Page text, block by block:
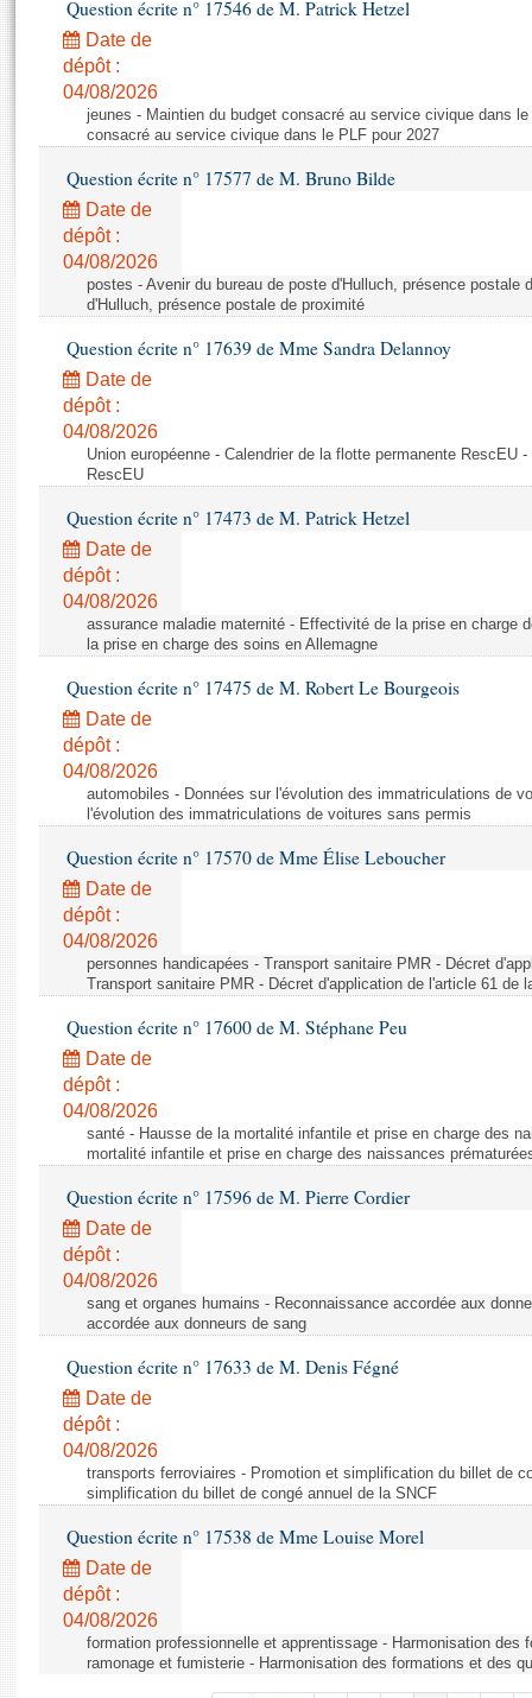
Projets de loi
Propositions de loi
Amendements
Textes adoptés
Rapports législatifs
Rapports sur l'application des lois
Baromètre de l’application des lois
Dossiers législatifs
Budget et sécurité sociale
Questions écrites et orales
Comptes rendus des débats
Histoire
Juniors
Anciennes législatures
Contacts et plan d'accès
Photos libres de droit
Question écrite n° 17546 de M. Patrick Hetzel
Date de
dépôt :
04/08/2026
jeunes - Maintien du budget consacré au service civique dans
consacré au service civique dans le PLF pour 2027
Question écrite n° 17577 de M. Bruno Bilde
Date de
dépôt :
04/08/2026
postes - Avenir du bureau de poste d'Hulluch, présence postale
d'Hulluch, présence postale de proximité
Question écrite n° 17639 de Mme Sandra Delannoy
Date de
dépôt :
04/08/2026
Union européenne - Calendrier de la flotte permanente RescEU
RescEU
Question écrite n° 17473 de M. Patrick Hetzel
Date de
dépôt :
04/08/2026
assurance maladie maternité - Effectivité de la prise en charge
la prise en charge des soins en Allemagne
Question écrite n° 17475 de M. Robert Le Bourgeois
Date de
dépôt :
04/08/2026
automobiles - Données sur l'évolution des immatriculations de
l'évolution des immatriculations de voitures sans permis
Question écrite n° 17570 de Mme Élise Leboucher
Date de
dépôt :
04/08/2026
personnes handicapées - Transport sanitaire PMR - Décret
Transport sanitaire PMR - Décret d'application de l'article 61 de
Question écrite n° 17600 de M. Stéphane Peu
Date de
dépôt :
04/08/2026
santé - Hausse de la mortalité infantile et prise en charge des
mortalité infantile et prise en charge des naissances
Question écrite n° 17596 de M. Pierre Cordier
Date de
dépôt :
04/08/2026
sang et organes humains - Reconnaissance accordée aux
accordée aux donneurs de sang
Question écrite n° 17633 de M. Denis Fégné
Date de
dépôt :
04/08/2026
transports ferroviaires - Promotion et simplification du billet de
simplification du billet de congé annuel de la SNCF
Question écrite n° 17538 de Mme Louise Morel
Date de
dépôt :
04/08/2026
formation professionnelle et apprentissage - Harmonisation des
ramonage et fumisterie - Harmonisation des formations et des